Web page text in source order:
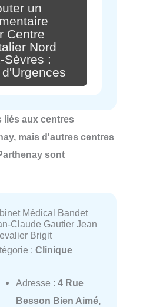
un
Centre
Nord
Sèvres :
liés aux centres
mais d'autres centres
sont
Médical Bandet
Claude Gautier Jean
Brigit
: Clinique
Adresse : 4 Rue
Besson Bien Aimé,